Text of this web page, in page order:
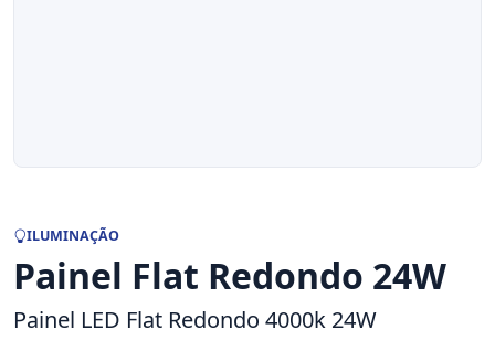
ILUMINAÇÃO
Painel Flat Redondo 24W
Painel LED Flat Redondo 4000k 24W